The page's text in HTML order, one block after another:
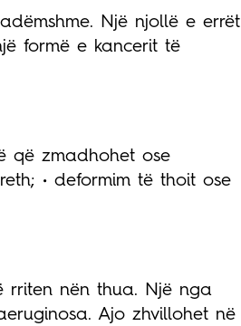
Një njollë e errët
formë e kancerit të
që zmadhohet ose
• deformim të thoit ose
rriten nën thua. Një nga
Ajo zhvillohet në